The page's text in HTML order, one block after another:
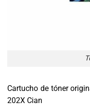
Cartucho de tóner
202X Cian